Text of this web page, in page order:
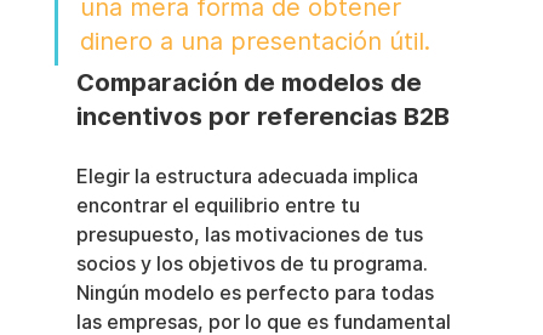
una mera forma de obtener
dinero a una presentación útil.
Comparación de modelos de
incentivos por referencias B2B
Elegir la estructura adecuada implica
encontrar el equilibrio entre tu
presupuesto, las motivaciones de tus
socios y los objetivos de tu programa.
Ningún modelo es perfecto para todas
las empresas, por lo que es fundamental